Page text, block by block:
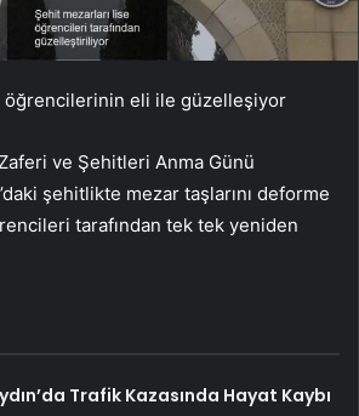
öğrencilerinin eli ile güzelleşiyor
ve Şehitleri Anma Günü
şehitlikte mezar taşlarını deforme
tarafından tek tek yeniden
Trafik Kazasında Hayat Kaybı